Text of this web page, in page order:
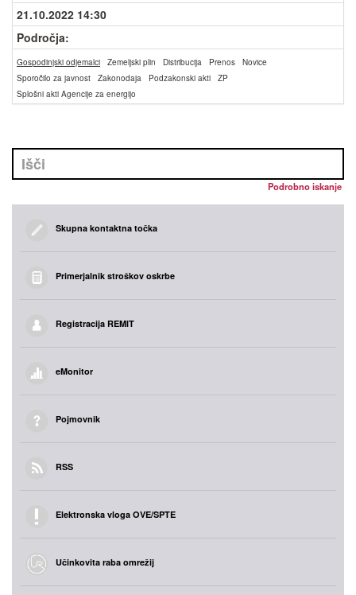
21.10.2022 14:30
Področja:
Gospodinjski odjemalci Zemeljski plin Distribucija Prenos
Novice
Sporočilo za javnost
Zakonodaja Podzakonski akti
ZP
Splošni akti Agencije za energijo
Podrobno iskanje
Skupna kontaktna točka
Primerjalnik stroškov oskrbe
Registracija REMIT
eMonitor
Pojmovnik
RSS
Elektronska vloga OVE/SPTE
Učinkovita raba omrežij